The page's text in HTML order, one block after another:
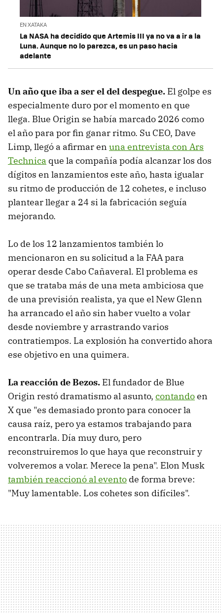
EN XATAKA
La NASA ha decidido que Artemis III ya no va a ir a la
Luna. Aunque no lo parezca, es un paso hacia
adelante
Un año que iba a ser el del despegue. El golpe es
especialmente duro por el momento en que
llega. Blue Origin se había marcado 2026 como
el año para por fin ganar ritmo. Su CEO, Dave
Limp, llegó a afirmar en una entrevista con Ars
Technica que la compañía podía alcanzar los dos
dígitos en lanzamientos este año, hasta igualar
su ritmo de producción de 12 cohetes, e incluso
plantear llegar a 24 si la fabricación seguía
mejorando.
Lo de los 12 lanzamientos también lo
mencionaron en su solicitud a la FAA para
operar desde Cabo Cañaveral. El problema es
que se trataba más de una meta ambiciosa que
de una previsión realista, ya que el New Glenn
ha arrancado el año sin haber vuelto a volar
desde noviembre y arrastrando varios
contratiempos. La explosión ha convertido ahora
ese objetivo en una quimera.
La reacción de Bezos. El fundador de Blue
Origin restó dramatismo al asunto, contandoen
X que "es demasiado pronto para conocer la
causa raíz, pero ya estamos trabajando para
encontrarla. Día muy duro, pero
reconstruiremos lo que haya que reconstruir y
volveremos a volar. Merece la pena". Elon Musk
también reaccionó al evento de forma breve:
"Muy lamentable. Los cohetes son difíciles".